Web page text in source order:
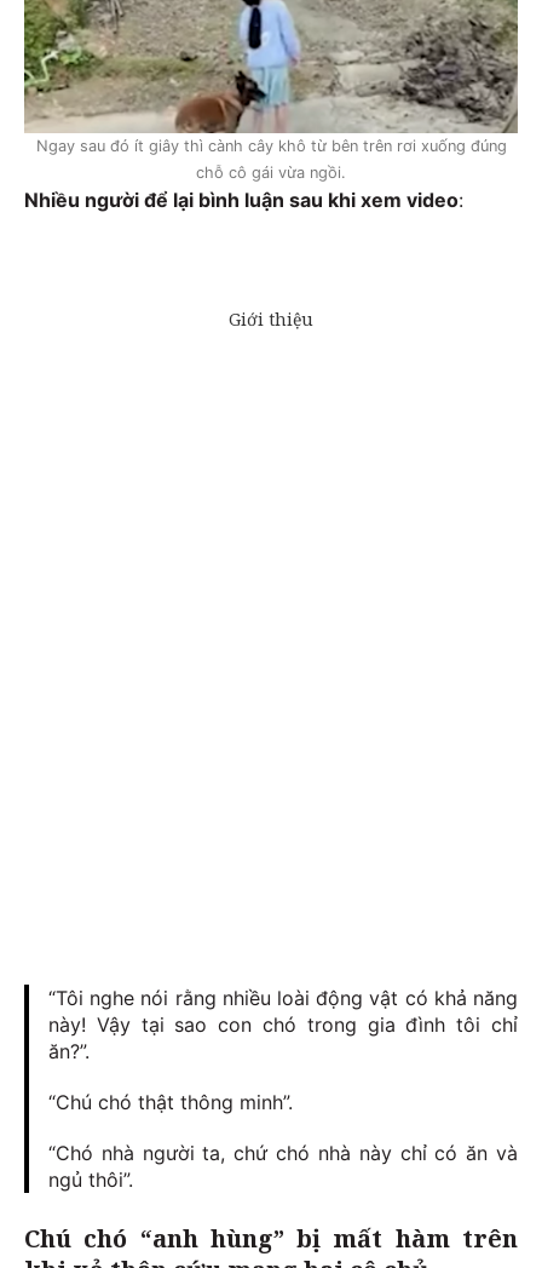
Ngay sau đó ít giây thì cành cây khô từ bên trên rơi xuống đúng
chỗ cô gái vừa ngồi.
Nhiều người để lại bình luận sau khi xem video:
“Tôi nghe nói rằng nhiều loài động vật có khả năng
này! Vậy tại sao con chó trong gia đình tôi chỉ
ăn?”.
“Chú chó thật thông minh”.
“Chó nhà người ta, chứ chó nhà này chỉ có ăn và
ngủ thôi”.
Chú chó “anh hùng” bị mất hàm trên